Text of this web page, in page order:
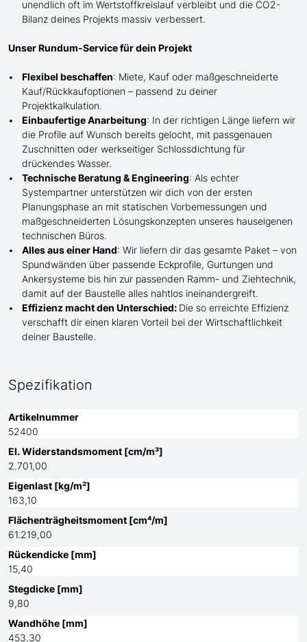
unendlich oft im Wertstoffkreislauf verbleibt und die CO2-
Bilanz deines Projekts massiv verbessert.
Unser Rundum-Service für dein Projekt
Flexibel beschaffen: Miete, Kauf oder maßgeschneiderte
Kauf/Rückkaufoptionen – passend zu deiner
Projektkalkulation.
Einbaufertige Anarbeitung: In der richtigen Länge liefern wir
die Profile auf Wunsch bereits gelocht, mit passgenauen
Zuschnitten oder werkseitiger Schlossdichtung für
drückendes Wasser.
Technische Beratung & Engineering: Als echter
Systempartner unterstützen wir dich von der ersten
Planungsphase an mit statischen Vorbemessungen und
maßgeschneiderten Lösungskonzepten unseres hauseigenen
technischen Büros.
Alles aus einer Hand: Wir liefern dir das gesamte Paket – von
Spundwänden über passende Eckprofile, Gurtungen und
Ankersysteme bis hin zur passenden Ramm- und Ziehtechnik,
damit auf der Baustelle alles nahtlos ineinandergreift.
Effizienz macht den Unterschied: Die so erreichte Effizienz
verschafft dir einen klaren Vorteil bei der Wirtschaftlichkeit
deiner Baustelle.
Spezifikation
Artikelnummer
52400
El. Widerstandsmoment [cm/m³]
2.701,00
Eigenlast [kg/m²]
163,10
Flächenträgheitsmoment [cm⁴/m]
61.219,00
Rückendicke [mm]
15,40
Stegdicke [mm]
9,80
Wandhöhe [mm]
453,30